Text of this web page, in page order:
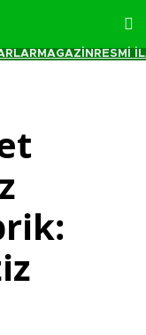
MAGAZİN RESMİ